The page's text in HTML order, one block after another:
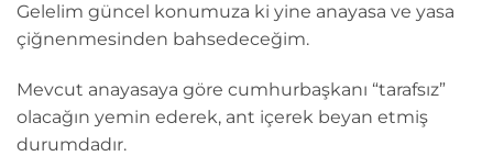
Gelelim güncel konumuza ki yine anayasa ve yasa
çiğnenmesinden bahsedeceğim.
Mevcut anayasaya göre cumhurbaşkanı “tarafsız”
olacağın yemin ederek, ant içerek beyan etmiş
durumdadır.